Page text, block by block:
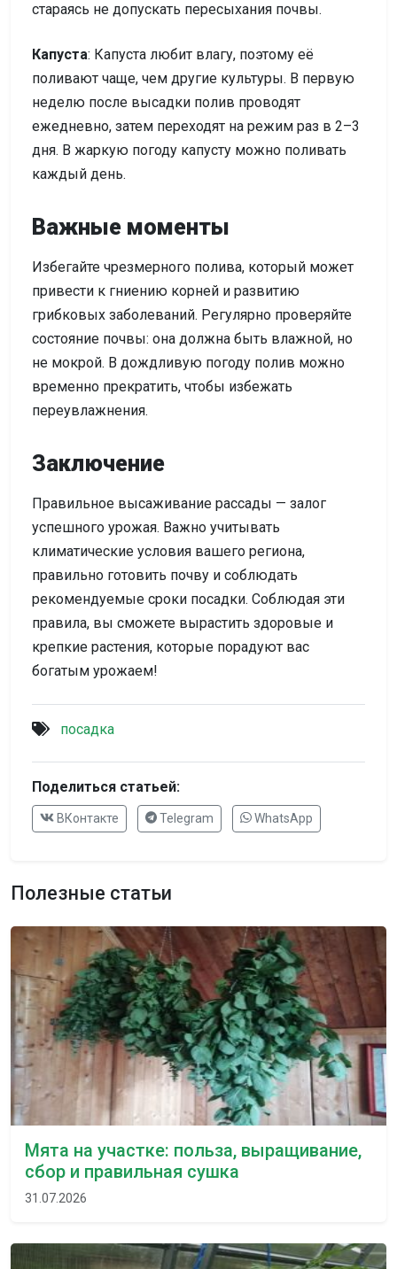
стараясь не допускать пересыхания почвы.
Капуста: Капуста любит влагу, поэтому её
поливают чаще, чем другие культуры. В первую
неделю после высадки полив проводят
ежедневно, затем переходят на режим раз в 2–3
дня. В жаркую погоду капусту можно поливать
каждый день.
Важные моменты
Избегайте чрезмерного полива, который может
привести к гниению корней и развитию
грибковых заболеваний. Регулярно проверяйте
состояние почвы: она должна быть влажной, но
не мокрой. В дождливую погоду полив можно
временно прекратить, чтобы избежать
переувлажнения.
Заключение
Правильное высаживание рассады — залог
успешного урожая. Важно учитывать
климатические условия вашего региона,
правильно готовить почву и соблюдать
рекомендуемые сроки посадки. Соблюдая эти
правила, вы сможете вырастить здоровые и
крепкие растения, которые порадуют вас
богатым урожаем!
посадка
Поделиться статьей:
ВКонтакте Telegram WhatsApp
Полезные статьи
Мята на участке: польза, выращивание,
сбор и правильная сушка
31.07.2026